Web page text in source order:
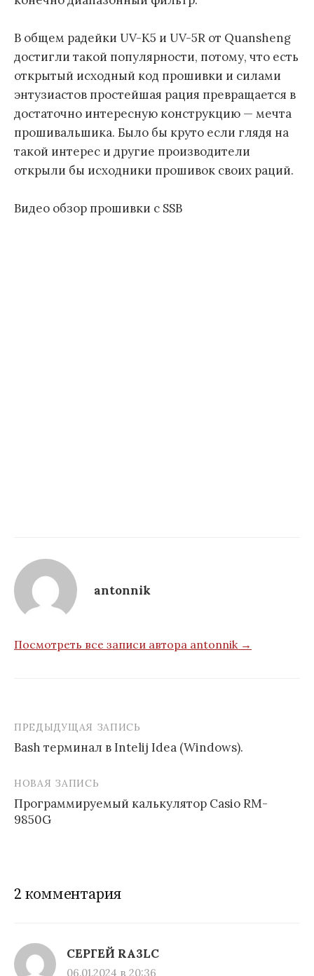
В общем радейки UV-K5 и UV-5R от Quansheng
достигли такой популярности, потому, что есть
открытый исходный код прошивки и силами
энтузиастов простейшая рация превращается в
достаточно интересную конструкцию — мечта
прошивальшика. Было бы круто если глядя на
такой интерес и другие производители
открыли бы исходники прошивок своих раций.
Видео обзор прошивки с SSB
antonnik
Посмотреть все записи автора antonnik →
Навигация
по
записям
ПРЕДЫДУЩАЯ ЗАПИСЬ
Bash терминал в Intelij Idea (Windows).
НОВАЯ ЗАПИСЬ
Программируемый калькулятор Casio RM-
9850G
2 комментария
СЕРГЕЙ RA3LC
06.01.2024 в 20:36